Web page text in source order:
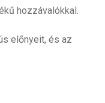
hozzávalókkal.
előnyeit, és az